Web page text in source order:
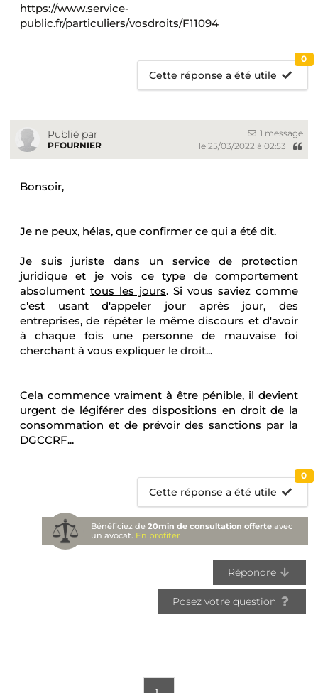
https://www.service-
public.fr/particuliers/vosdroits/F11094
Cette réponse a été utile
0
Publié par
PFOURNIER
1 message
le 25/03/2022 à 02:53
Bonsoir,
Je ne peux, hélas, que confirmer ce qui a été dit.
Je suis juriste dans un service de protection
juridique et je vois ce type de comportement
absolument tous les jours. Si vous saviez comme
c'est usant d'appeler jour après jour, des
entreprises, de répéter le même discours et d'avoir
à chaque fois une personne de mauvaise foi
cherchant à vous expliquer le droit...
Cela commence vraiment à être pénible, il devient
urgent de légiférer des dispositions en droit de la
consommation et de prévoir des sanctions par la
DGCCRF...
Cette réponse a été utile
0
Bénéficiez de20min de consultation offerte avec
un avocat. En profiter
Répondre
Posez votre question